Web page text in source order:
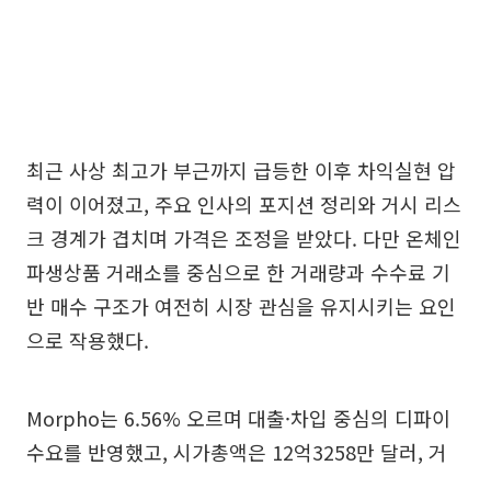
최근 사상 최고가 부근까지 급등한 이후 차익실현 압
력이 이어졌고, 주요 인사의 포지션 정리와 거시 리스
크 경계가 겹치며 가격은 조정을 받았다. 다만 온체인
파생상품 거래소를 중심으로 한 거래량과 수수료 기
반 매수 구조가 여전히 시장 관심을 유지시키는 요인
으로 작용했다.
Morpho는 6.56% 오르며 대출·차입 중심의 디파이
수요를 반영했고, 시가총액은 12억3258만 달러, 거